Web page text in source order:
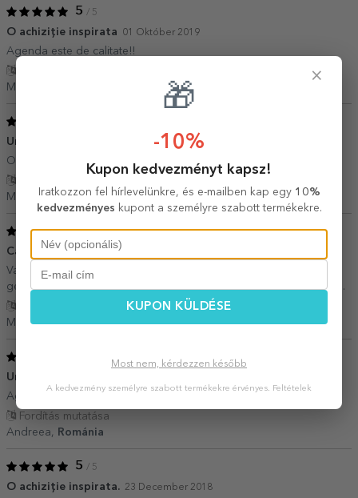
5 / 5
O achiziție inspirata 01 Október 2019
Agenda este de calitate!!
Maria,
Un cadou...genial! 30 Június 2019
O bucurie pentru cea care l-a primit!
Fordítás mutatása
Maria,Románia
5/ 5
Calitate 23 Január 2019
Varianta cu coperta cartonata poate fi mai bine plimbata prin
geanta de laptop sau orice geanta fara a_mi fi frica ca se indoaie.
Maria,Románia
Un cadou superb
Agenda a fost la fel ca in poza. Apreciez calitatea.
Fordítás mutatása
Andreea,
Románia
5 / 5
O achiziție inspirata. 23 December 2018
×
🎁
-10%
Kupon kedvezményt kapsz!
Iratkozzon fel hírlevelünkre, és e-mailben kap egy 10%
kedvezményes kupont a személyre szabott termékekre.
KUPON KÜLDÉSE
Most nem, kérdezzen később
A kedvezmény személyre szabott termékekre érvényes. Feltételek